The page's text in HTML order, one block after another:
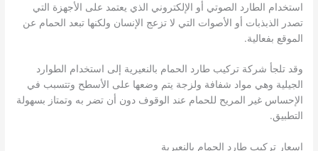
استخدام الطارد الصوتي أو الإلكتروني الذي يعتمد على الأجهزة التي
تصدر الذبذبات أو الأصوات التي لا تزعج الإنسان ولكنها تبعد الحمام عن
الموقع بفعالية.
وقد تلجأ شركة تركيب طارد الحمام بالنعيرية إلى استخدام الطوارد
الجيلية وهي مواد شفافة ولزجة يتم وضعها على الأسطح وتتسبب في
الإحساس غير المريح للحمام عند الوقوف دون أن تضر به وتمتاز بسهولة
التطبيق.
اسعار تركيب طارد الحمام بالنعيرية